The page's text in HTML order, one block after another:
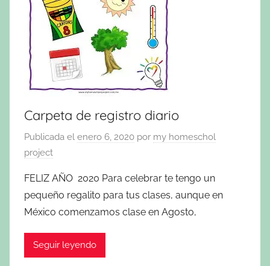
Carpeta de registro diario
Publicada el enero 6, 2020 por my homeschol
project
FELIZ AÑO 2020 Para celebrar te tengo un
pequeño regalito para tus clases, aunque en
México comenzamos clase en Agosto,
Seguir leyendo